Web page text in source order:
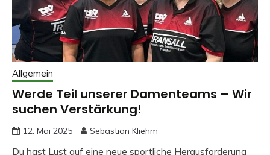
Allgemein
Werde Teil unserer Damenteams – Wir
suchen Verstärkung!
12. Mai 2025 Sebastian Kliehm
Du hast Lust auf eine neue sportliche Herausforderung